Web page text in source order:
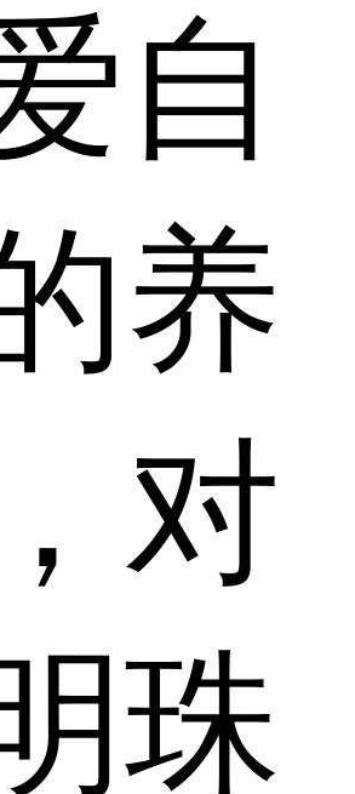
自
养
对
珠